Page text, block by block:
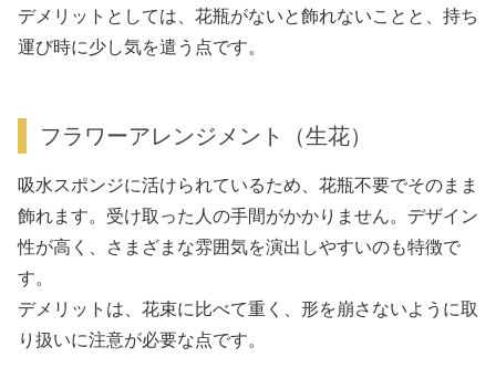
デメリットとしては、花瓶がないと飾れないことと、持ち
運び時に少し気を遣う点です。
フラワーアレンジメント（生花）
吸水スポンジに活けられているため、花瓶不要でそのまま
飾れます。受け取った人の手間がかかりません。デザイン
性が高く、さまざまな雰囲気を演出しやすいのも特徴で
す。
デメリットは、花束に比べて重く、形を崩さないように取
り扱いに注意が必要な点です。